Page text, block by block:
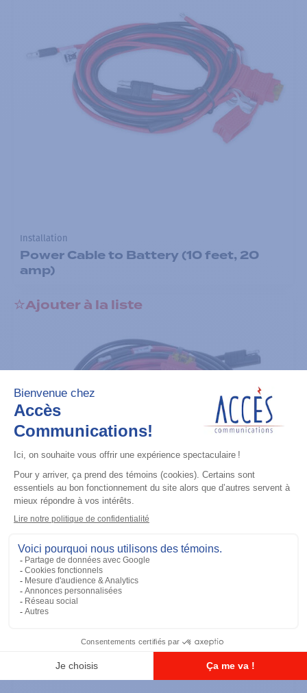
Installation
Power Cable to Battery (10 feet, 20
amp)
Ajouter à la liste
Installation
Power Cable to Battery (20 feet, 20
amp)